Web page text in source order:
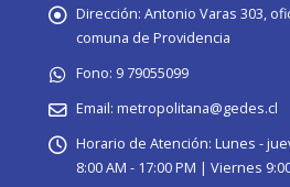
Dirección: Antonio Varas 303,
comuna de Providencia
Fono: 9 79055099
Email: metropolitana@gedes.cl
Horario de Atención: Lunes -
8:00 AM - 17:00 PM | Viernes